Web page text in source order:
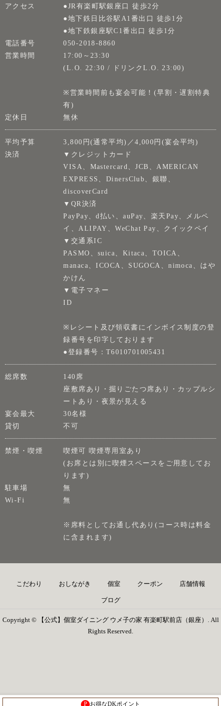
アクセス
●JR有楽町駅銀座口 徒歩2分
●地下鉄日比谷駅A1番出口 徒歩1分
●地下鉄銀座駅C1番出口 徒歩1分
電話番号
050-2018-8860
営業時間
17:00～23:30
(L.O. 22:30 / ドリンクL.O. 23:00)
※営業時間前も宴会可能！(早割・遅割特典
有)
定休日
無休
平均予算
3,800円(通常平均)／4,000円(宴会平均)
決済
▼クレジットカード
VISA、Mastercard、JCB、AMERICAN
EXPRESS、DinersClub、銀聯、
discoverCard
▼QR決済
PayPay、d払い、auPay、楽天Pay、メルペ
イ、ALIPAY、WeChat Pay、クイックペイ
▼交通系IC
PASMO、suica、Kitaca、TOICA、
manaca、ICOCA、SUGOCA、nimoca、はや
かけん
▼電子マネー
ID
※レシート及び領収書にインボイス制度の登
録番号を印字しております
●登録番号：T6010701005431
総席数
140席
座敷席あり・掘りごたつ席あり・カップルシ
ートあり・夜景が見える
宴会最大
30名様
貸切
不可
禁煙・喫煙
喫煙可 喫煙専用室あり
(お席とは別に喫煙スペースをご用意してお
ります)
駐車場
無
Wi-Fi
無
※席料としてお通し代あり(コース時は料金
に含まれます)
こだわり おしながき 個室 クーポン 店舗情報
ブログ
Copyright © 【公式】個室ダイニング ウメ子の家 有楽町駅前店（銀座）. All
Rights Reserved.
P お得なDKポイント